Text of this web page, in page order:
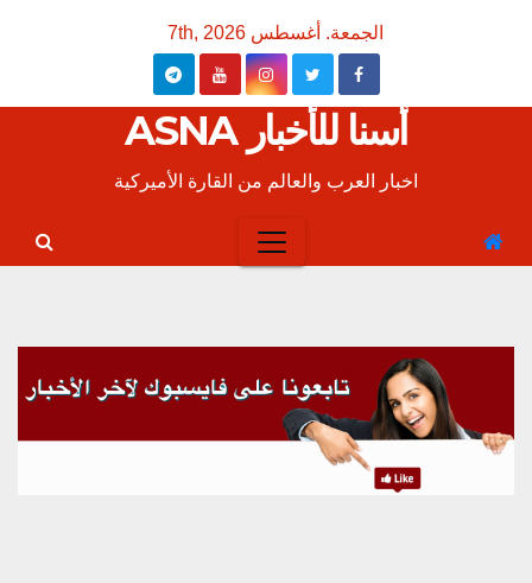
الجمعة. أغسطس 7th, 2026
أسنا للأخبار ASNA
اخبار العرب والعالم من القارة الأميركية